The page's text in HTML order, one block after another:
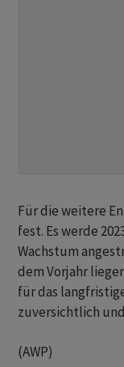
Für die weitere
fest. Es werde
Wachstum
dem Vorjahr
für das
zuversichtlich
(AWP)